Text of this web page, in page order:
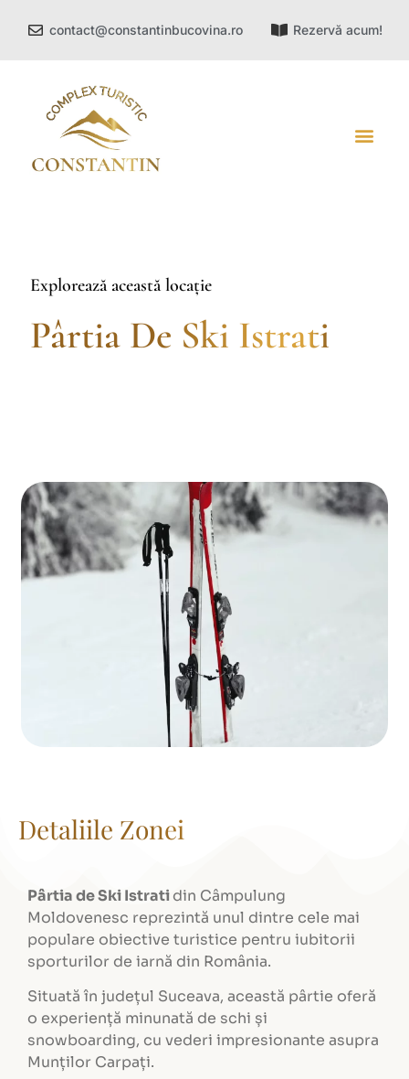
contact@constantinbucovina.ro Rezervă acum!
Explorează această locație
Pârtia De Ski Istrati
Detaliile Zonei
Pârtia de Ski Istratidin Câmpulung
Moldovenesc reprezintă unul dintre cele mai
populare obiective turistice pentru iubitorii
sporturilor de iarnă din România.
Situată în județul Suceava, această pârtie oferă
o experiență minunată de schi și
snowboarding, cu vederi impresionante asupra
Munților Carpați.